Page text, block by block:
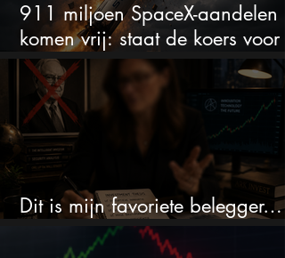
911 miljoen SpaceX-aandelen
komen vrij: staat de koers voor
een nieuwe crash?
Dit is mijn favoriete belegger…
en het is niet Warren Buffett